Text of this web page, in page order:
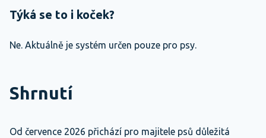
Týká se to i koček?
Ne. Aktuálně je systém určen pouze pro psy.
Shrnutí
Od července 2026 přichází pro majitele psů důležitá